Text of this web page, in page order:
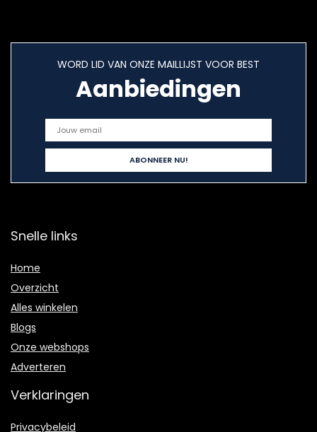
WORD LID VAN ONZE MAILLIJST VOOR BEST
Aanbiedingen
Snelle links
Home
Overzicht
Alles winkelen
Blogs
Onze webshops
Adverteren
Verklaringen
Privacybeleid